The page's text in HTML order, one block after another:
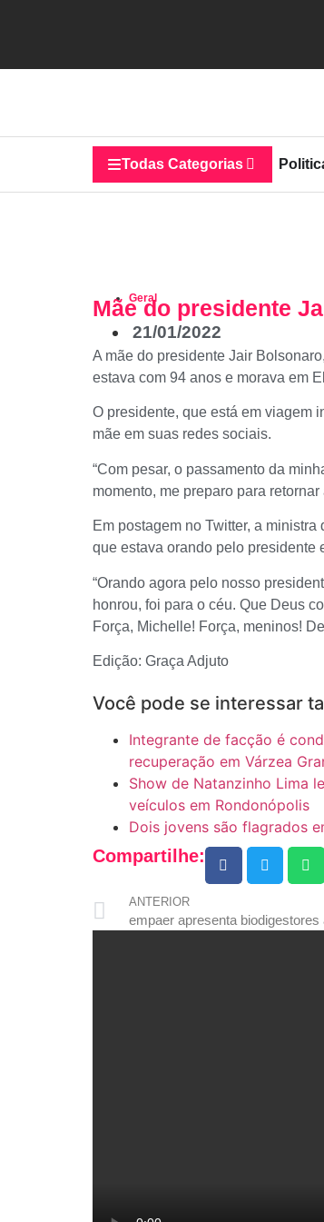
Todas Categorias
Geral
Mãe do presidente
21/01/2022
A mãe do presidente Jair
estava com 94 anos e morava em
O presidente, que está em viagem
mãe em suas redes sociais.
“Com pesar, o passamento da
momento, me preparo para retornar
Em postagem no Twitter, a
que estava orando pelo presidente
“Orando agora pelo nosso
honrou, foi para o céu. Que Deus
Força, Michelle! Força, meninos!
Edição: Graça Adjuto
Você pode se interessar
Integrante de facção é
recuperação em Várzea
Show de Natanzinho Lima
veículos em Rondonópolis
Dois jovens são flagrados
Compartilhe:
ANTERIOR